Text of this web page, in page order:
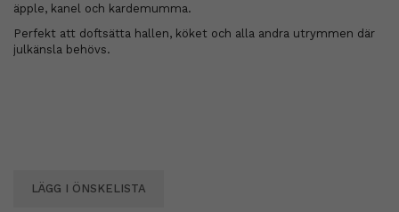
äpple, kanel och kardemumma.
Perfekt att doftsätta hallen, köket och alla andra utrymmen där
julkänsla behövs.
LÄGG I ÖNSKELISTA